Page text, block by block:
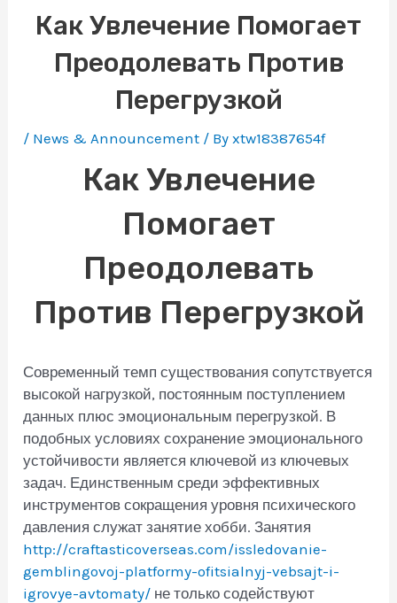
Как Увлечение Помогает
Преодолевать Против
Перегрузкой
/ News & Announcement / Byxtw18387654f
Как Увлечение
Помогает
Преодолевать
Против Перегрузкой
Современный темп существования сопутствуется
высокой нагрузкой, постоянным поступлением
данных плюс эмоциональным перегрузкой. В
подобных условиях сохранение эмоционального
устойчивости является ключевой из ключевых
задач. Единственным среди эффективных
инструментов сокращения уровня психического
давления служат занятие хобби. Занятия
http://craftasticoverseas.com/issledovanie-
gemblingovoj-platformy-ofitsialnyj-vebsajt-i-
igrovye-avtomaty/ не только содействуют